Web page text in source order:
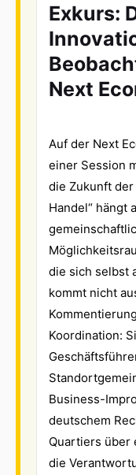
Exkurs:
Next
Auf der Next
einer Session
die Zukunft
Handel“ hängt
die sich selbst
kommt nicht
Koordination:
Business-
deutschem
Quartiers über
die